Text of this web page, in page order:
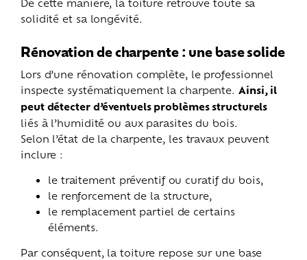
solidité et sa longévité.
Rénovation de charpente : une base solide
Lors d’une rénovation complète, le professionnel
inspecte systématiquement la charpente. Ainsi, il
peut détecter d’éventuels problèmes structurels
liés à l’humidité ou aux parasites du bois.
Selon l’état de la charpente, les travaux peuvent
inclure :
le traitement préventif ou curatif du bois,
le renforcement de la structure,
le remplacement partiel de certains
éléments.
Par conséquent, la toiture repose sur une base